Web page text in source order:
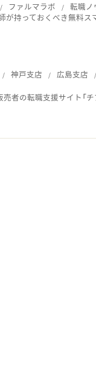
ファルマラボ
転職ノ
が持っておくべき無料ス
神戸支店 広島支店
売者の転職支援サイト「チ